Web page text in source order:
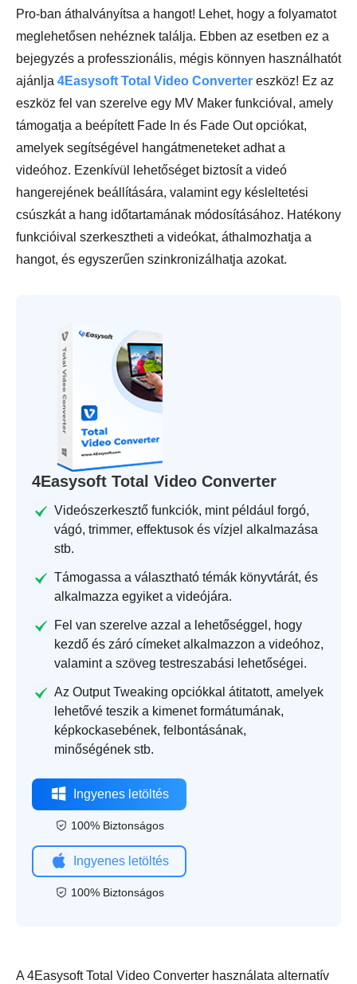
Pro-ban áthalványítsa a hangot! Lehet, hogy a folyamatot
meglehetősen nehéznek találja. Ebben az esetben ez a
bejegyzés a professzionális, mégis könnyen használhatót
ajánlja 4Easysoft Total Video Converter eszköz! Ez az
eszköz fel van szerelve egy MV Maker funkcióval, amely
támogatja a beépített Fade In és Fade Out opciókat,
amelyek segítségével hangátmeneteket adhat a
videóhoz. Ezenkívül lehetőséget biztosít a videó
hangerejének beállítására, valamint egy késleltetési
csúszkát a hang időtartamának módosításához. Hatékony
funkcióival szerkesztheti a videókat, áthalmozhatja a
hangot, és egyszerűen szinkronizálhatja azokat.
4Easysoft Total Video Converter
Videószerkesztő funkciók, mint például forgó,
vágó, trimmer, effektusok és vízjel alkalmazása
stb.
Támogassa a választható témák könyvtárát, és
alkalmazza egyiket a videójára.
Fel van szerelve azzal a lehetőséggel, hogy
kezdő és záró címeket alkalmazzon a videóhoz,
valamint a szöveg testreszabási lehetőségei.
Az Output Tweaking opciókkal átitatott, amelyek
lehetővé teszik a kimenet formátumának,
képkockasebének, felbontásának,
minőségének stb.
Ingyenes letöltés
100% Biztonságos
Ingyenes letöltés
100% Biztonságos
A 4Easysoft Total Video Converter használata alternatív